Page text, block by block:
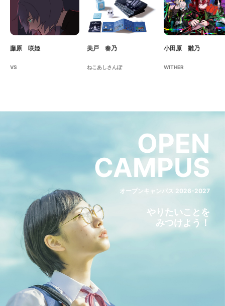
藤原 咲姫
VS
美戸 春乃
ねこあしさんぽ
小田原 雛乃
WITHER
OPEN
CAMPUS
オープンキャンパス 2026-2027
やりたいことを
みつけよう！